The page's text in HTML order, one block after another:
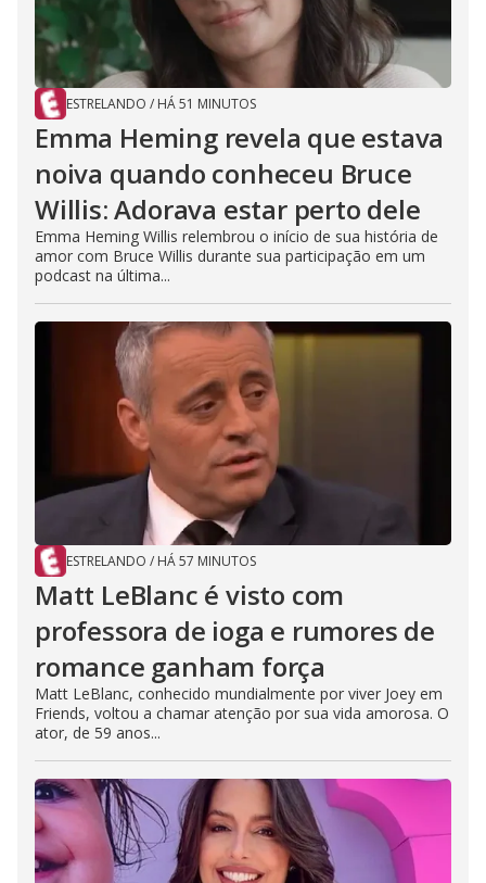
ESTRELANDO / HÁ 51 MINUTOS
Emma Heming revela que estava
noiva quando conheceu Bruce
Willis: Adorava estar perto dele
Emma Heming Willis relembrou o início de sua história de
amor com Bruce Willis durante sua participação em um
podcast na última...
ESTRELANDO / HÁ 57 MINUTOS
Matt LeBlanc é visto com
professora de ioga e rumores de
romance ganham força
Matt LeBlanc, conhecido mundialmente por viver Joey em
Friends, voltou a chamar atenção por sua vida amorosa. O
ator, de 59 anos...